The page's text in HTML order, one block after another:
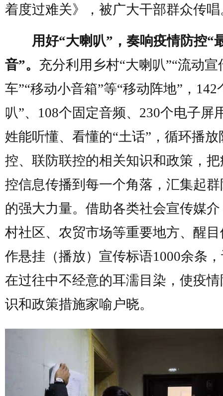
着度过难关》，被广大干部群众传唱
用好“大喇叭”，奏响疫情防控“
音”。 充分利用乡村“大喇叭”“流动宣
车”“移动小音箱”等“移动阵地”，142
叭”、108个固定音频、230个电子屏
姓能听懂、看懂的“土话”，循环播放
控、联防联控的相关知识和政策，
控信息传播到每一个角落，汇集起
的强大力量。借助各类社会宣传媒
村社区、农贸市场等重要地方、醒
作悬挂（播放）宣传标语1000余条
在过往中不经意的耳濡目染，使疫
识和政策措施家喻户晓。